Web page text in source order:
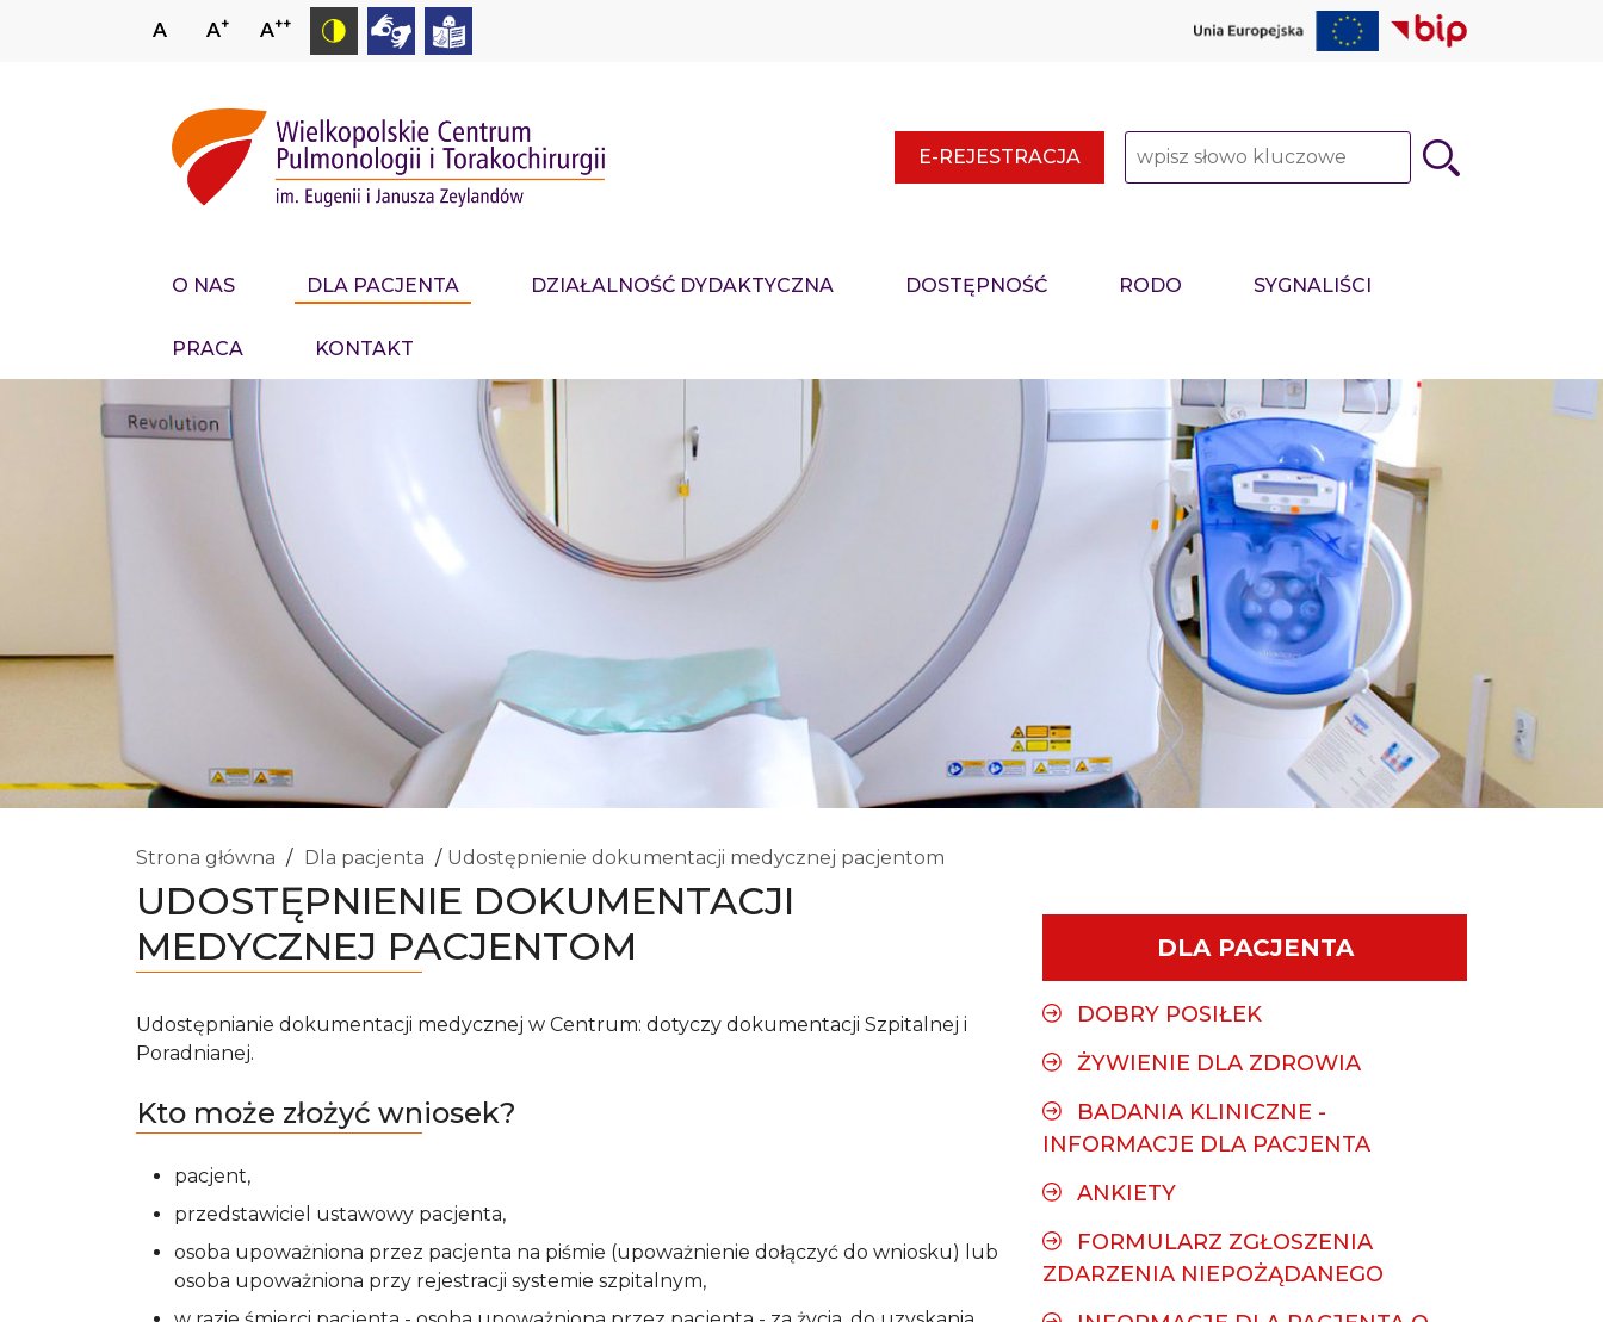
A A+ A++
E-REJESTRACJA
Słowo kluczowe
O NAS DLA PACJENTA DZIAŁALNOŚĆ DYDAKTYCZNA DOSTĘPNOŚĆ RODO SYGNALIŚCI
PRACA KONTAKT
Strona główna Dla pacjenta Udostępnienie dokumentacji medycznej pacjentom
UDOSTĘPNIENIE DOKUMENTACJI
MEDYCZNEJ PACJENTOM
Udostępnianie dokumentacji medycznej w Centrum: dotyczy dokumentacji Szpitalnej i
Poradnianej.
Kto może złożyć wniosek?
pacjent,
przedstawiciel ustawowy pacjenta,
osoba upoważniona przez pacjenta na piśmie (upoważnienie dołączyć do wniosku) lub
osoba upoważniona przy rejestracji systemie szpitalnym,
DLA PACJENTA
DOBRY POSIŁEK
ŻYWIENIE DLA ZDROWIA
BADANIA KLINICZNE -
INFORMACJE DLA PACJENTA
ANKIETY
FORMULARZ ZGŁOSZENIA
ZDARZENIA NIEPOŻĄDANEGO